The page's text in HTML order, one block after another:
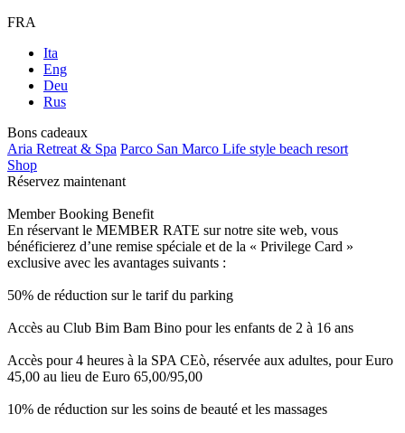
FRA
Ita
Eng
Deu
Rus
Bons cadeaux
Aria Retreat & Spa Parco San Marco Life style beach resort
Shop
Réservez maintenant
Member Booking Benefit
En réservant le MEMBER RATE sur notre site web, vous
bénéficierez d’une remise spéciale et de la « Privilege Card »
exclusive avec les avantages suivants :
50% de réduction sur le tarif du parking
Accès au Club Bim Bam Bino pour les enfants de 2 à 16 ans
Accès pour 4 heures à la SPA CEò, réservée aux adultes, pour Euro
45,00 au lieu de Euro 65,00/95,00
10% de réduction sur les soins de beauté et les massages